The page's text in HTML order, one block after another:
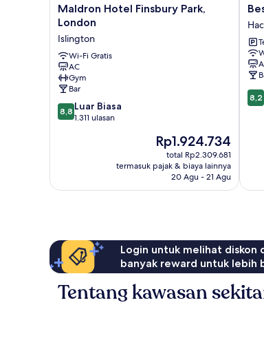
Maldron
Hotel
Park,
London
Islington
Maldron Hotel Finsbury Park,
London
Islington
Wi-Fi Gratis
AC
Gym
Bar
8.8
dari
8,8 Luar Biasa
1.311 ulasan
Harga
sekarang
Rp1.924.734
Rp1.924.734
total Rp2.309.681
termasuk pajak & biaya lainnya
20 Agu - 21 Agu
8.2
dari
8,2
Login untuk melihat diskon
banyak reward untuk lebih
Tentang kawasan